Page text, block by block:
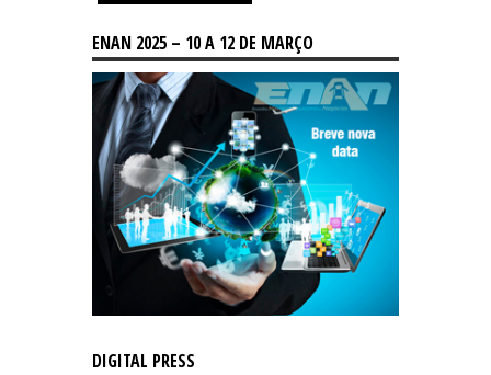
ENAN 2025 – 10 A 12 DE MARÇO
DIGITAL PRESS